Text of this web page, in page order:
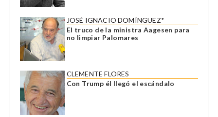
JOSÉ IGNACIO DOMÍNGUEZ*
El truco de la ministra Aagesen para
no limpiar Palomares
CLEMENTE FLORES
Con Trump él llegó el escándalo